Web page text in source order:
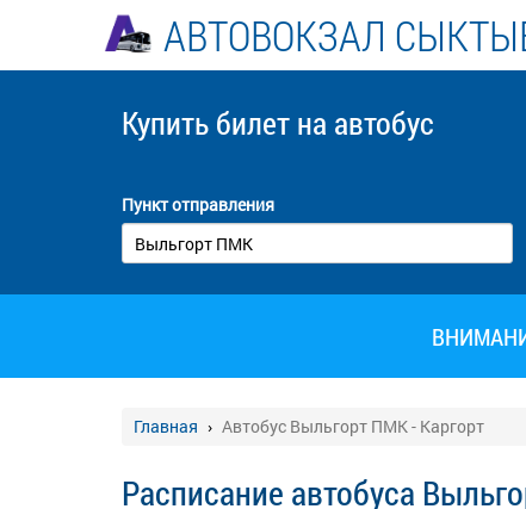
АВТОВОКЗАЛ
Купить билет на автобус
Пункт отправления
Главная Автобус Выльгорт ПМК - Каргорт
Расписание автобуса